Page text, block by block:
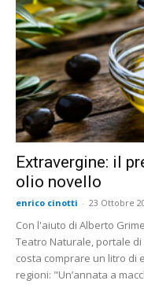
Extravergine: il
olio novello
enrico cinotti - 23 Ottobre
Con l'aiuto di Alberto
Teatro Naturale, portale
costa comprare un litro di
regioni: "Un’annata a